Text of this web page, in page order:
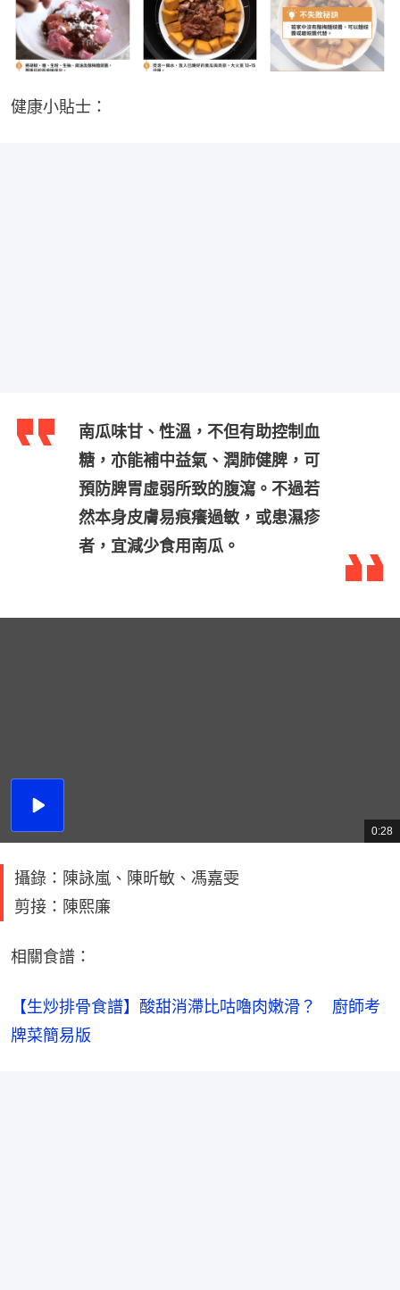
健康小貼士：
南瓜味甘、性溫，不但有助控制血
糖，亦能補中益氣、潤肺健脾，可
預防脾胃虛弱所致的腹瀉。不過若
然本身皮膚易痕癢過敏，或患濕疹
者，宜減少食用南瓜。
播
總
共
0:28
攝錄：陳詠嵐、陳昕敏、馮嘉雯
剪接：陳熙廉
相關食譜：
【生炒排骨食譜】酸甜消滯比咕嚕肉嫩滑？　廚師考
牌菜簡易版